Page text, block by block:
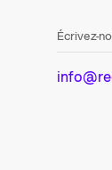
Écrivez-